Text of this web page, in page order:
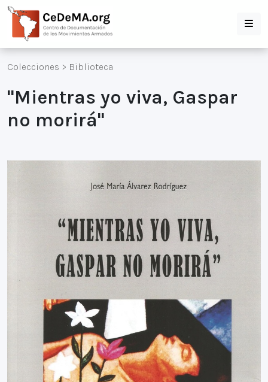
Colecciones > Biblioteca
"Mientras yo viva, Gaspar
no morirá"